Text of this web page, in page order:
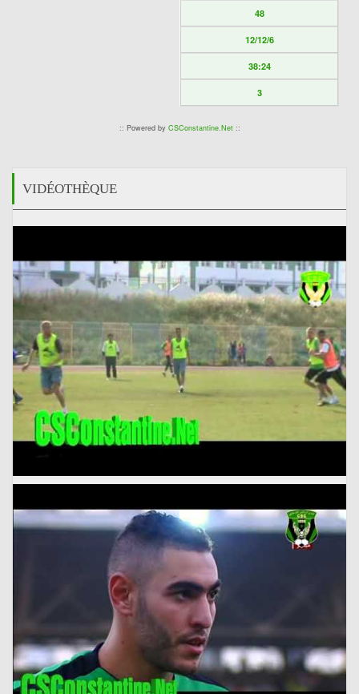
48
12/12/6
38:24
3
:: Powered by CSConstantine.Net::
VIDÉOTHÈQUE